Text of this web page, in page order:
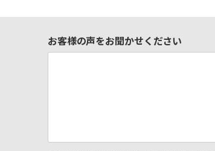
お客様の声をお聞かせください